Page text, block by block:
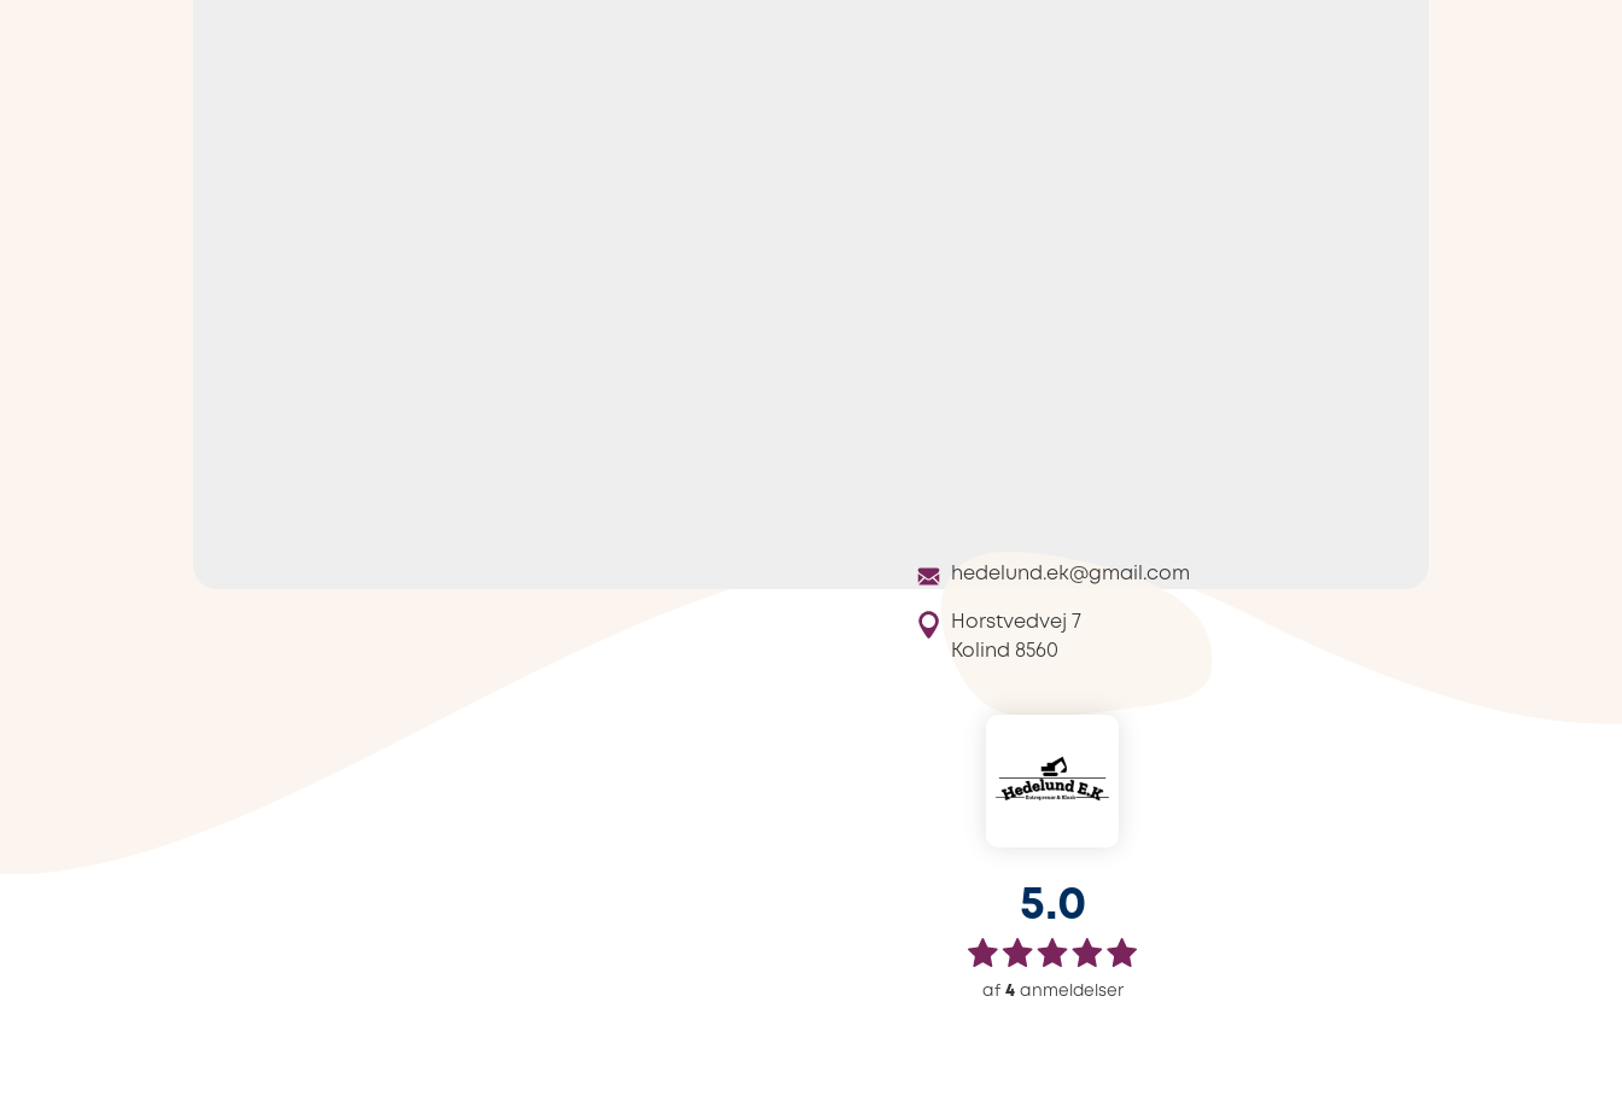
hedelund.ek@gmail.com
Horstvedvej 7
Kolind 8560
5.0
af 4anmeldelser